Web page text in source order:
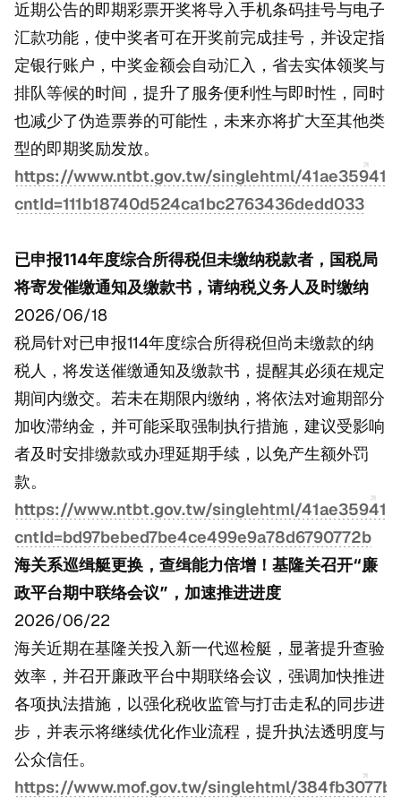
近期公告的即期彩票开奖将导入手机条码挂号与电子
汇款功能，使中奖者可在开奖前完成挂号，并设定指
定银行账户，中奖金额会自动汇入，省去实体领奖与
排队等候的时间，提升了服务便利性与即时性，同时
也减少了伪造票券的可能性，未来亦将扩大至其他类
型的即期奖励发放。
https://www.ntbt.gov.tw/singlehtml/
cntId=111b18740d524ca1bc2763436dedd033
已申报114年度综合所得税但未缴纳税款者，国税局
将寄发催缴通知及缴款书，请纳税义务人及时缴纳
2026/06/18
税局针对已申报114年度综合所得税但尚未缴款的纳
税人，将发送催缴通知及缴款书，提醒其必须在规定
期间内缴交。若未在期限内缴纳，将依法对逾期部分
加收滞纳金，并可能采取强制执行措施，建议受影响
者及时安排缴款或办理延期手续，以免产生额外罚
款。
https://www.ntbt.gov.tw/singlehtml/
cntId=bd97bebed7be4ce499e9a78d6790772b
海关系巡缉艇更换，查缉能力倍增！基隆关召开“廉
政平台期中联络会议”，加速推进进度
2026/06/22
海关近期在基隆关投入新一代巡检艇，显著提升查验
效率，并召开廉政平台中期联络会议，强调加快推进
各项执法措施，以强化税收监管与打击走私的同步进
步，并表示将继续优化作业流程，提升执法透明度与
公众信任。
https://www.mof.gov.tw/singlehtml/